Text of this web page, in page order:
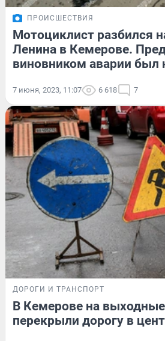
ПРОИСШЕСТВИЯ
Мотоциклист разбился
Ленина в Кемерове.
виновником аварии был
7 июня, 2023, 11:07 6 618 7
ДОРОГИ И ТРАНСПОРТ
В Кемерове на
перекрыли дорогу в